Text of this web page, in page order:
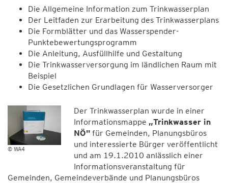
Die Allgemeine Information zum Trinkwasserplan
Der Leitfaden zur Erarbeitung des Trinkwasserplans
Die Formblätter und das Wasserspender-
Punktebewertungsprogramm
Die Anleitung, Ausfüllhilfe und Gestaltung
Die Trinkwasserversorgung im ländlichen Raum mit
Beispiel
Die Gesetzlichen Grundlagen für Wasserversorger
© WA4
Der Trinkwasserplan wurde in einer
Informationsmappe „Trinkwasser in
NÖ"für Gemeinden, Planungsbüros
und interessierte Bürger veröffentlicht
und am 19.1.2010 anlässlich einer
Informationsveranstaltung für
Gemeinden, Gemeindeverbände und Planungsbüros